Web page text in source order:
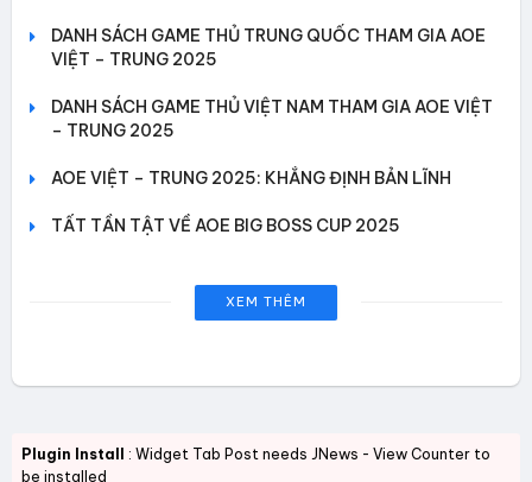
DANH SÁCH GAME THỦ TRUNG QUỐC THAM GIA AOE
VIỆT – TRUNG 2025
DANH SÁCH GAME THỦ VIỆT NAM THAM GIA AOE VIỆT
– TRUNG 2025
AOE VIỆT – TRUNG 2025: KHẲNG ĐỊNH BẢN LĨNH
TẤT TẦN TẬT VỀ AOE BIG BOSS CUP 2025
XEM THÊM
Plugin Install
: Widget Tab Post needs JNews - View Counter to
be installed